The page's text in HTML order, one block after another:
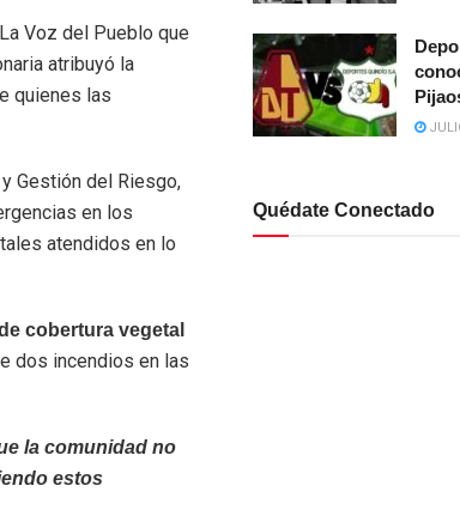
Voz del Pueblo que
atribuyó la
quienes las
Gestión del Riesgo,
en los
atendidos en lo
cobertura vegetal
dos incendios en las
la comunidad no
estos
Quédate Conectado